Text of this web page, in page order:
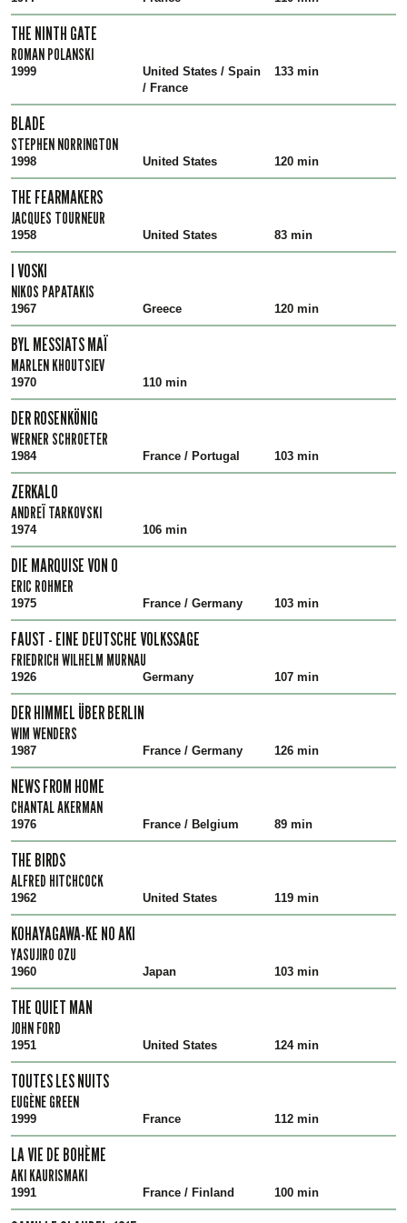
THE NINTH GATE
ROMAN POLANSKI
1999
United States / Spain
/ France
133 min
BLADE
STEPHEN NORRINGTON
1998 United States 120 min
THE FEARMAKERS
JACQUES TOURNEUR
1958 United States 83 min
I VOSKI
NIKOS PAPATAKIS
1967 Greece 120 min
BYL MESSIATS MAÏ
MARLEN KHOUTSIEV
1970 110 min
DER ROSENKÖNIG
WERNER SCHROETER
1984 France / Portugal 103 min
ZERKALO
ANDREÏ TARKOVSKI
1974 106 min
DIE MARQUISE VON O
ERIC ROHMER
1975 France / Germany 103 min
FAUST - EINE DEUTSCHE VOLKSSAGE
FRIEDRICH WILHELM MURNAU
1926 Germany 107 min
DER HIMMEL ÜBER BERLIN
WIM WENDERS
1987 France / Germany 126 min
NEWS FROM HOME
CHANTAL AKERMAN
1976 France / Belgium 89 min
THE BIRDS
ALFRED HITCHCOCK
1962 United States 119 min
KOHAYAGAWA-KE NO AKI
YASUJIRO OZU
1960 Japan 103 min
THE QUIET MAN
JOHN FORD
1951 United States 124 min
TOUTES LES NUITS
EUGÈNE GREEN
1999 France 112 min
LA VIE DE BOHÈME
AKI KAURISMAKI
1991 France / Finland 100 min